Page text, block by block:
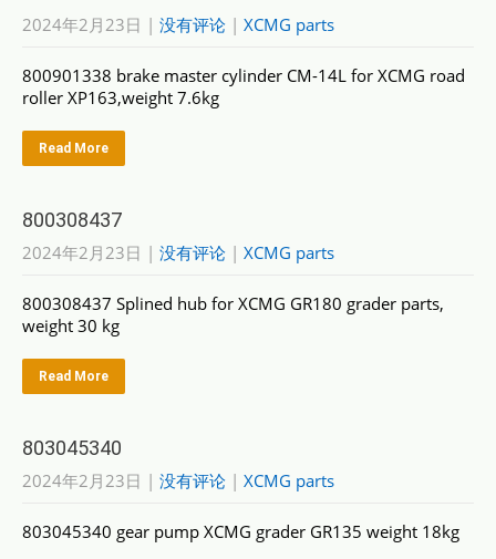
2024年2月23日 | 没有评论 | XCMG parts
800901338 brake master cylinder CM-14L for XCMG road
roller XP163,weight 7.6kg
Read More
800308437
2024年2月23日 | 没有评论 | XCMG parts
800308437 Splined hub for XCMG GR180 grader parts,
weight 30 kg
Read More
803045340
2024年2月23日 | 没有评论 | XCMG parts
803045340 gear pump XCMG grader GR135 weight 18kg